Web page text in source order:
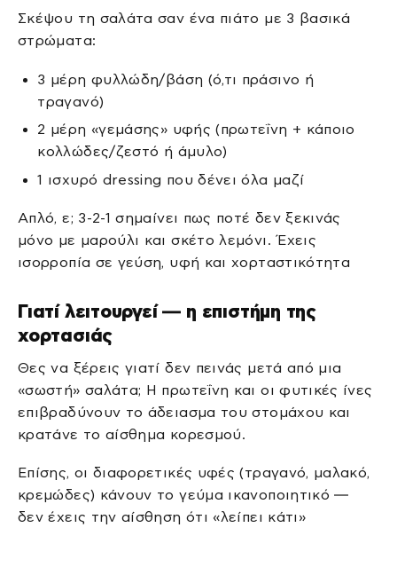
Σκέψου τη σαλάτα σαν ένα πιάτο με 3 βασικά
στρώματα:
3 μέρη φυλλώδη/βάση (ό,τι πράσινο ή
τραγανό)
2 μέρη «γεμάσης» υφής (πρωτεΐνη + κάποιο
κολλώδες/ζεστό ή άμυλο)
1 ισχυρό dressing που δένει όλα μαζί
Απλό, ε; 3-2-1 σημαίνει πως ποτέ δεν ξεκινάς
μόνο με μαρούλι και σκέτο λεμόνι. Έχεις
ισορροπία σε γεύση, υφή και χορταστικότητα
Γιατί λειτουργεί — η επιστήμη της
χορτασιάς
Θες να ξέρεις γιατί δεν πεινάς μετά από μια
«σωστή» σαλάτα; Η πρωτεΐνη και οι φυτικές ίνες
επιβραδύνουν το άδειασμα του στομάχου και
κρατάνε το αίσθημα κορεσμού.
Επίσης, οι διαφορετικές υφές (τραγανό, μαλακό,
κρεμώδες) κάνουν το γεύμα ικανοποιητικό —
δεν έχεις την αίσθηση ότι «λείπει κάτι»